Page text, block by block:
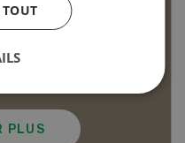
PLUS
TOUT